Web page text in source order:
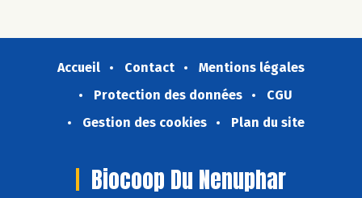
Accueil Contact
Mentions légales
Protection des données
CGU
Gestion des cookies
Plan du site
Biocoop Du Nenuphar